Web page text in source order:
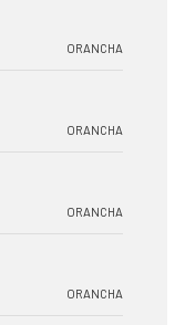
ORANCHA
ORANCHA
ORANCHA
ORANCHA